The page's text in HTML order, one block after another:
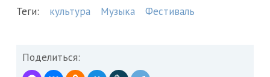
Теги: культура Музыка Фестиваль
Поделиться: